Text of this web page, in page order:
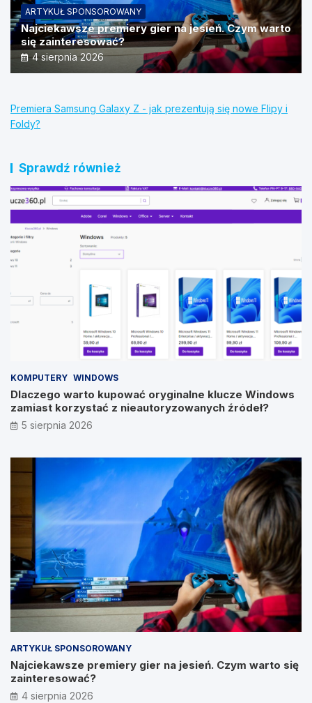
ARTYKUŁ SPONSOROWANY
Najciekawsze premiery gier na jesień. Czym warto
się zainteresować?
4 sierpnia 2026
Premiera Samsung Galaxy Z - jak prezentują się nowe Flipy i
Foldy?
Sprawdź również
KOMPUTERY WINDOWS
Dlaczego warto kupować oryginalne klucze Windows
zamiast korzystać z nieautoryzowanych źródeł?
5 sierpnia 2026
ARTYKUŁ SPONSOROWANY
Najciekawsze premiery gier na jesień. Czym warto się
zainteresować?
4 sierpnia 2026